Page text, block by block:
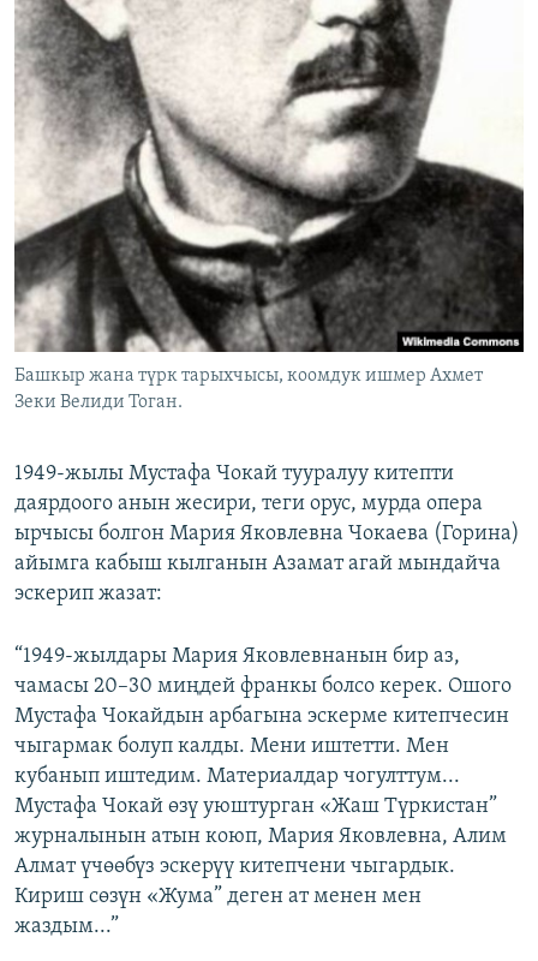
Башкыр жана түрк тарыхчысы, коомдук ишмер Ахмет
Зеки Велиди Тоган.
1949-жылы Мустафа Чокай тууралуу китепти
даярдоого анын жесири, теги орус, мурда опера
ырчысы болгон Мария Яковлевна Чокаева (Горина)
айымга кабыш кылганын Азамат агай мындайча
эскерип жазат:
“1949-жылдары Мария Яковлевнанын бир аз,
чамасы 20–30 миңдей франкы болсо керек. Ошого
Мустафа Чокайдын арбагына эскерме китепчесин
чыгармак болуп калды. Мени иштетти. Мен
кубанып иштедим. Материалдар чогулттум...
Мустафа Чокай өзү уюштурган «Жаш Түркистан”
журналынын атын коюп, Мария Яковлевна, Алим
Алмат үчөөбүз эскерүү китепчени чыгардык.
Кириш сөзүн «Жума” деген ат менен мен
жаздым...”